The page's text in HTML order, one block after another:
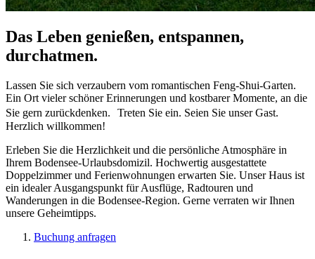
Das Leben genießen, entspannen,
durchatmen.
Lassen Sie sich verzaubern vom romantischen Feng-Shui-Garten.
Ein Ort vieler schöner Erinnerungen und kostbarer Momente, an die
Sie gern zurückdenken. Treten Sie ein. Seien Sie unser Gast.
Herzlich willkommen!
Erleben Sie die Herzlichkeit und die persönliche Atmosphäre in
Ihrem Bodensee-Urlaubsdomizil. Hochwertig ausgestattete
Doppelzimmer und Ferienwohnungen erwarten Sie. Unser Haus ist
ein idealer Ausgangspunkt für Ausflüge, Radtouren und
Wanderungen in die Bodensee-Region. Gerne verraten wir Ihnen
unsere Geheimtipps.
Buchung anfragen